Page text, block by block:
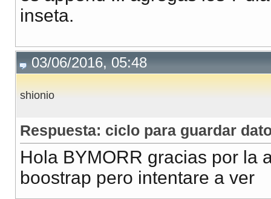
inseta.
03/06/2016, 05:48
shionio
Respuesta: ciclo para guardar
Hola BYMORR gracias por la
boostrap pero intentare a ver